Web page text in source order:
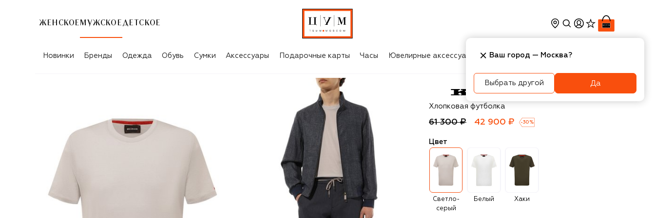
ЖЕНСКОЕ МУЖСКОЕ ДЕТСКОЕ
Новинки Бренды Одежда Обувь Сумки Аксессуары Подарочные карты Часы Ювелирные аксессуары Косметика Интерьер
Kiton
Хлопковая футболка
61 300 ₽ 42 900 ₽ -30 %
Цвет
Светло-
серый
Белый Хаки
Ваш город — Москва?
Выбрать другой Да